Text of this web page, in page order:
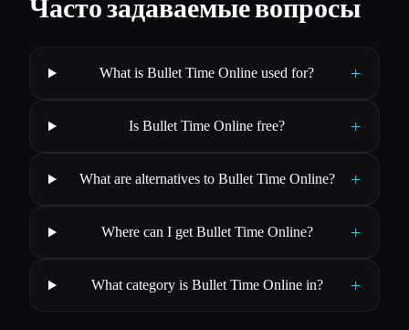
Часто задаваемые вопросы
What is Bullet Time Online used for? +
Is Bullet Time Online free? +
What are alternatives to Bullet Time Online? +
Where can I get Bullet Time Online? +
What category is Bullet Time Online in? +